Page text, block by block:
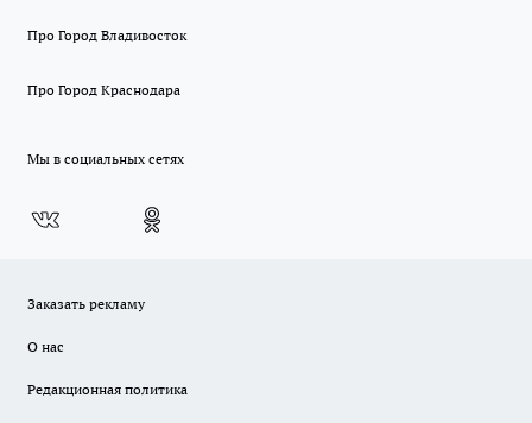
Про Город Владивосток
Про Город Краснодара
Мы в социальных сетях
Заказать рекламу
О нас
Редакционная политика